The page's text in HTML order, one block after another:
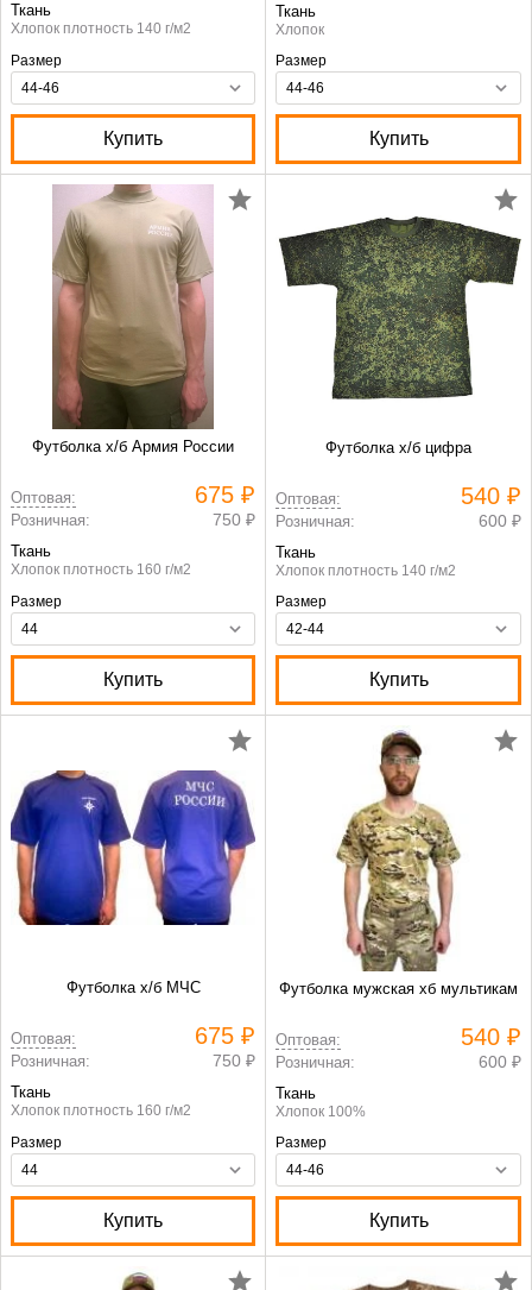
Ткань
Хлопок плотность 140 г/м2
Размер
Купить
Ткань
Хлопок
Размер
Купить
Футболка х/б Армия России
Оптовая: 675 ₽
Розничная: 750 ₽
Ткань
Хлопок плотность 160 г/м2
Размер
Купить
Футболка х/б цифра
Оптовая: 540 ₽
Розничная: 600 ₽
Ткань
Хлопок плотность 140 г/м2
Размер
Купить
Футболка х/б МЧС
Оптовая: 675 ₽
Розничная: 750 ₽
Ткань
Хлопок плотность 160 г/м2
Размер
Купить
Футболка мужская хб мультикам
Оптовая: 540 ₽
Розничная: 600 ₽
Ткань
Хлопок 100%
Размер
Купить